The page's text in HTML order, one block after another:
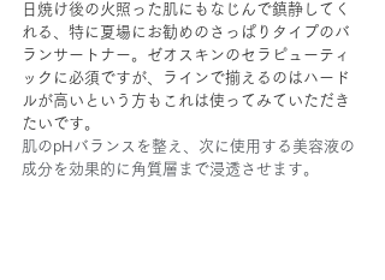
日焼け後の火照った肌にもなじんで鎮静してく
れる、特に夏場にお勧めのさっぱりタイプのバ
ランサートナー。ゼオスキンのセラピューティ
ックに必須ですが、ラインで揃えるのはハード
ルが高いという方もこれは使ってみていただき
たいです。
肌のpHバランスを整え、次に使用する美容液の
成分を効果的に角質層まで浸透させます。